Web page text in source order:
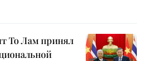
То Лам принял